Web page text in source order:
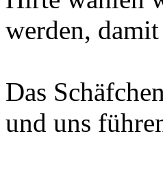
werden,
Das
und uns